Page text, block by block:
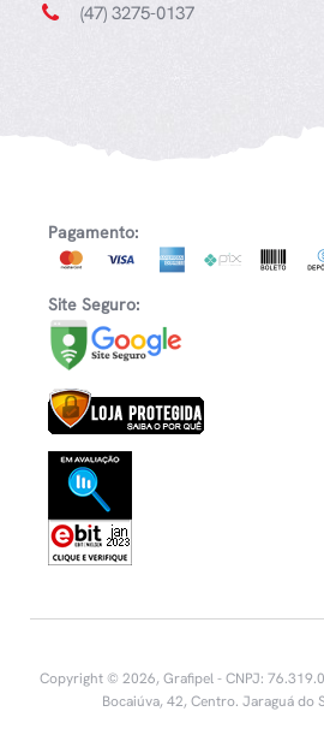
(47) 3275-0137
Pagamento:
Site Seguro:
Copyright © 2026, Grafipel - CNPJ:
Bocaiúva, 42, Centro. Jaraguá do